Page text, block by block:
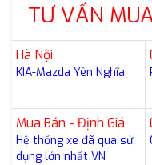
TƯ VẤN
Hà Nội
KIA-Mazda Yên Nghĩa
Mua Bán - Định Giá
Hệ thống xe đã qua sử
dụng lớn nhất VN